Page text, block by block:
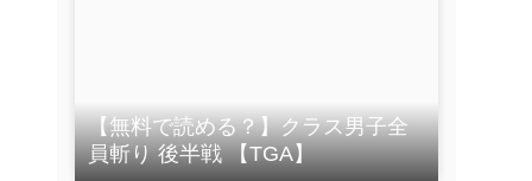
【無料で読める？】クラス男子全
員斬り 後半戦 【TGA】